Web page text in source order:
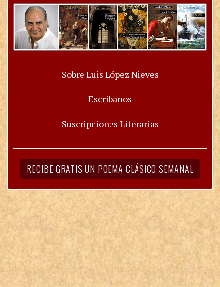
Sobre Luis López Nieves
Escríbanos
Suscripciones Literarias
RECIBE GRATIS UN POEMA CLÁSICO SEMANAL